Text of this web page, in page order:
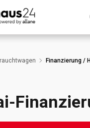
Rund um die Finanzierung /